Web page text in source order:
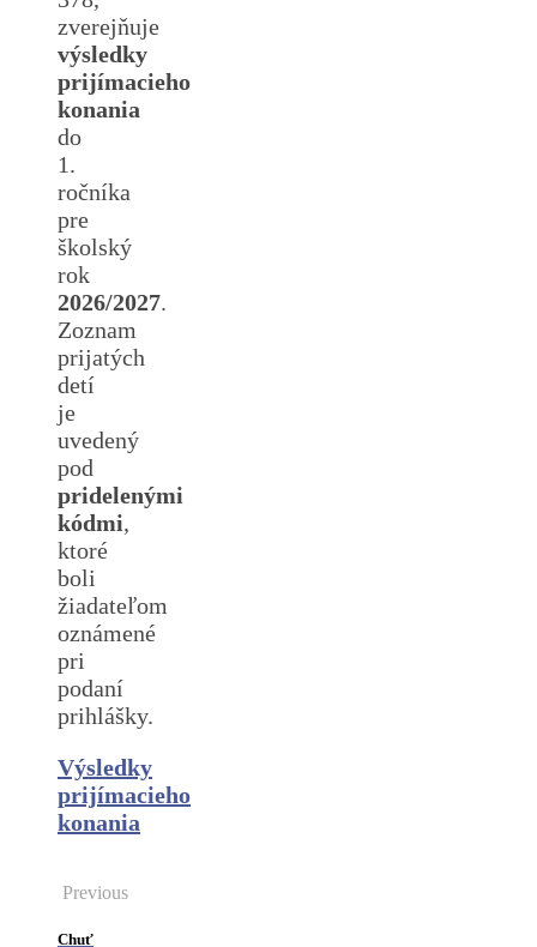
zverejňuje
výsledky
prijímacieho
konania
do
1.
ročníka
pre
školský
rok
2026/2027.
Zoznam
prijatých
detí
je
uvedený
pod
pridelenými
kódmi,
ktoré
boli
žiadateľom
oznámené
pri
podaní
prihlášky.
Výsledky
prijímacieho
konania
Previous
Chuť